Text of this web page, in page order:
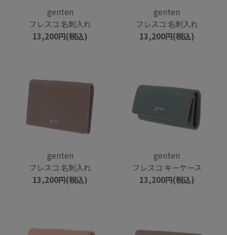
genten
フレスコ 名刺入れ
13,200円(税込)
genten
フレスコ 名刺入れ
13,200円(税込)
genten
フレスコ 名刺入れ
13,200円(税込)
genten
フレスコ キーケース
13,200円(税込)